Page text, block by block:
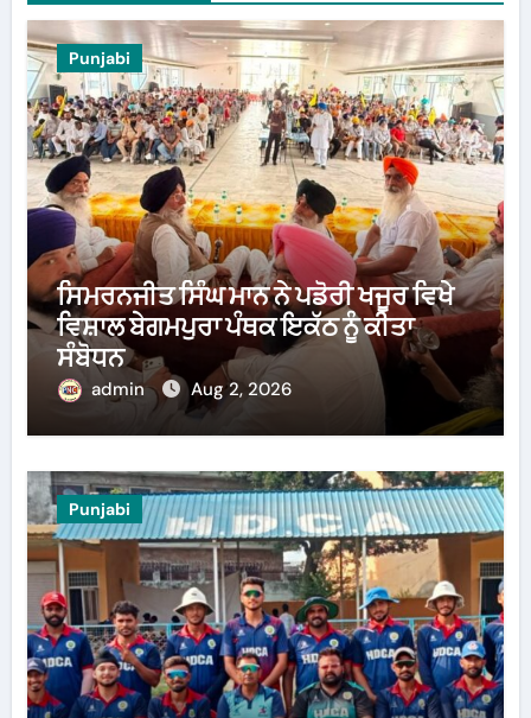
Punjabi
ਸਿਮਰਨਜੀਤ ਸਿੰਘ ਮਾਨ ਨੇ ਪਡੋਰੀ ਖਜੂਰ ਵਿਖੇ
ਵਿਸ਼ਾਲ ਬੇਗਮਪੁਰਾ ਪੰਥਕ ਇਕੱਠ ਨੂੰ ਕੀਤਾ
ਸੰਬੋਧਨ
admin Aug 2, 2026
Punjabi